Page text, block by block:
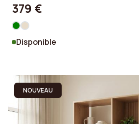
379 €
Disponible
NOUVEAU